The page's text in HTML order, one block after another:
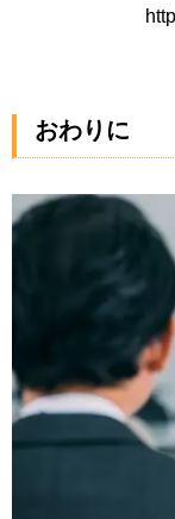
おわりに